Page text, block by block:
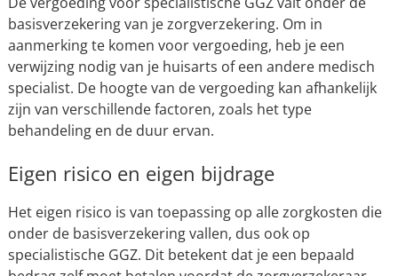
basisverzekering van je zorgverzekering. Om in
aanmerking te komen voor vergoeding, heb je een
verwijzing nodig van je huisarts of een andere medisch
specialist. De hoogte van de vergoeding kan afhankelijk
zijn van verschillende factoren, zoals het type
behandeling en de duur ervan.
Eigen risico en eigen bijdrage
Het eigen risico is van toepassing op alle zorgkosten die
onder de basisverzekering vallen, dus ook op
specialistische GGZ. Dit betekent dat je een bepaald